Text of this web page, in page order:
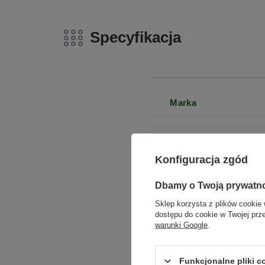
Specyfikacja
Marka
Gwarancja
Konfiguracja zgód
Dbamy o Twoją
Sklep korzysta z plików cookie
dostępu do cookie w Twojej
warunki Google
Funkcjonalne pliki